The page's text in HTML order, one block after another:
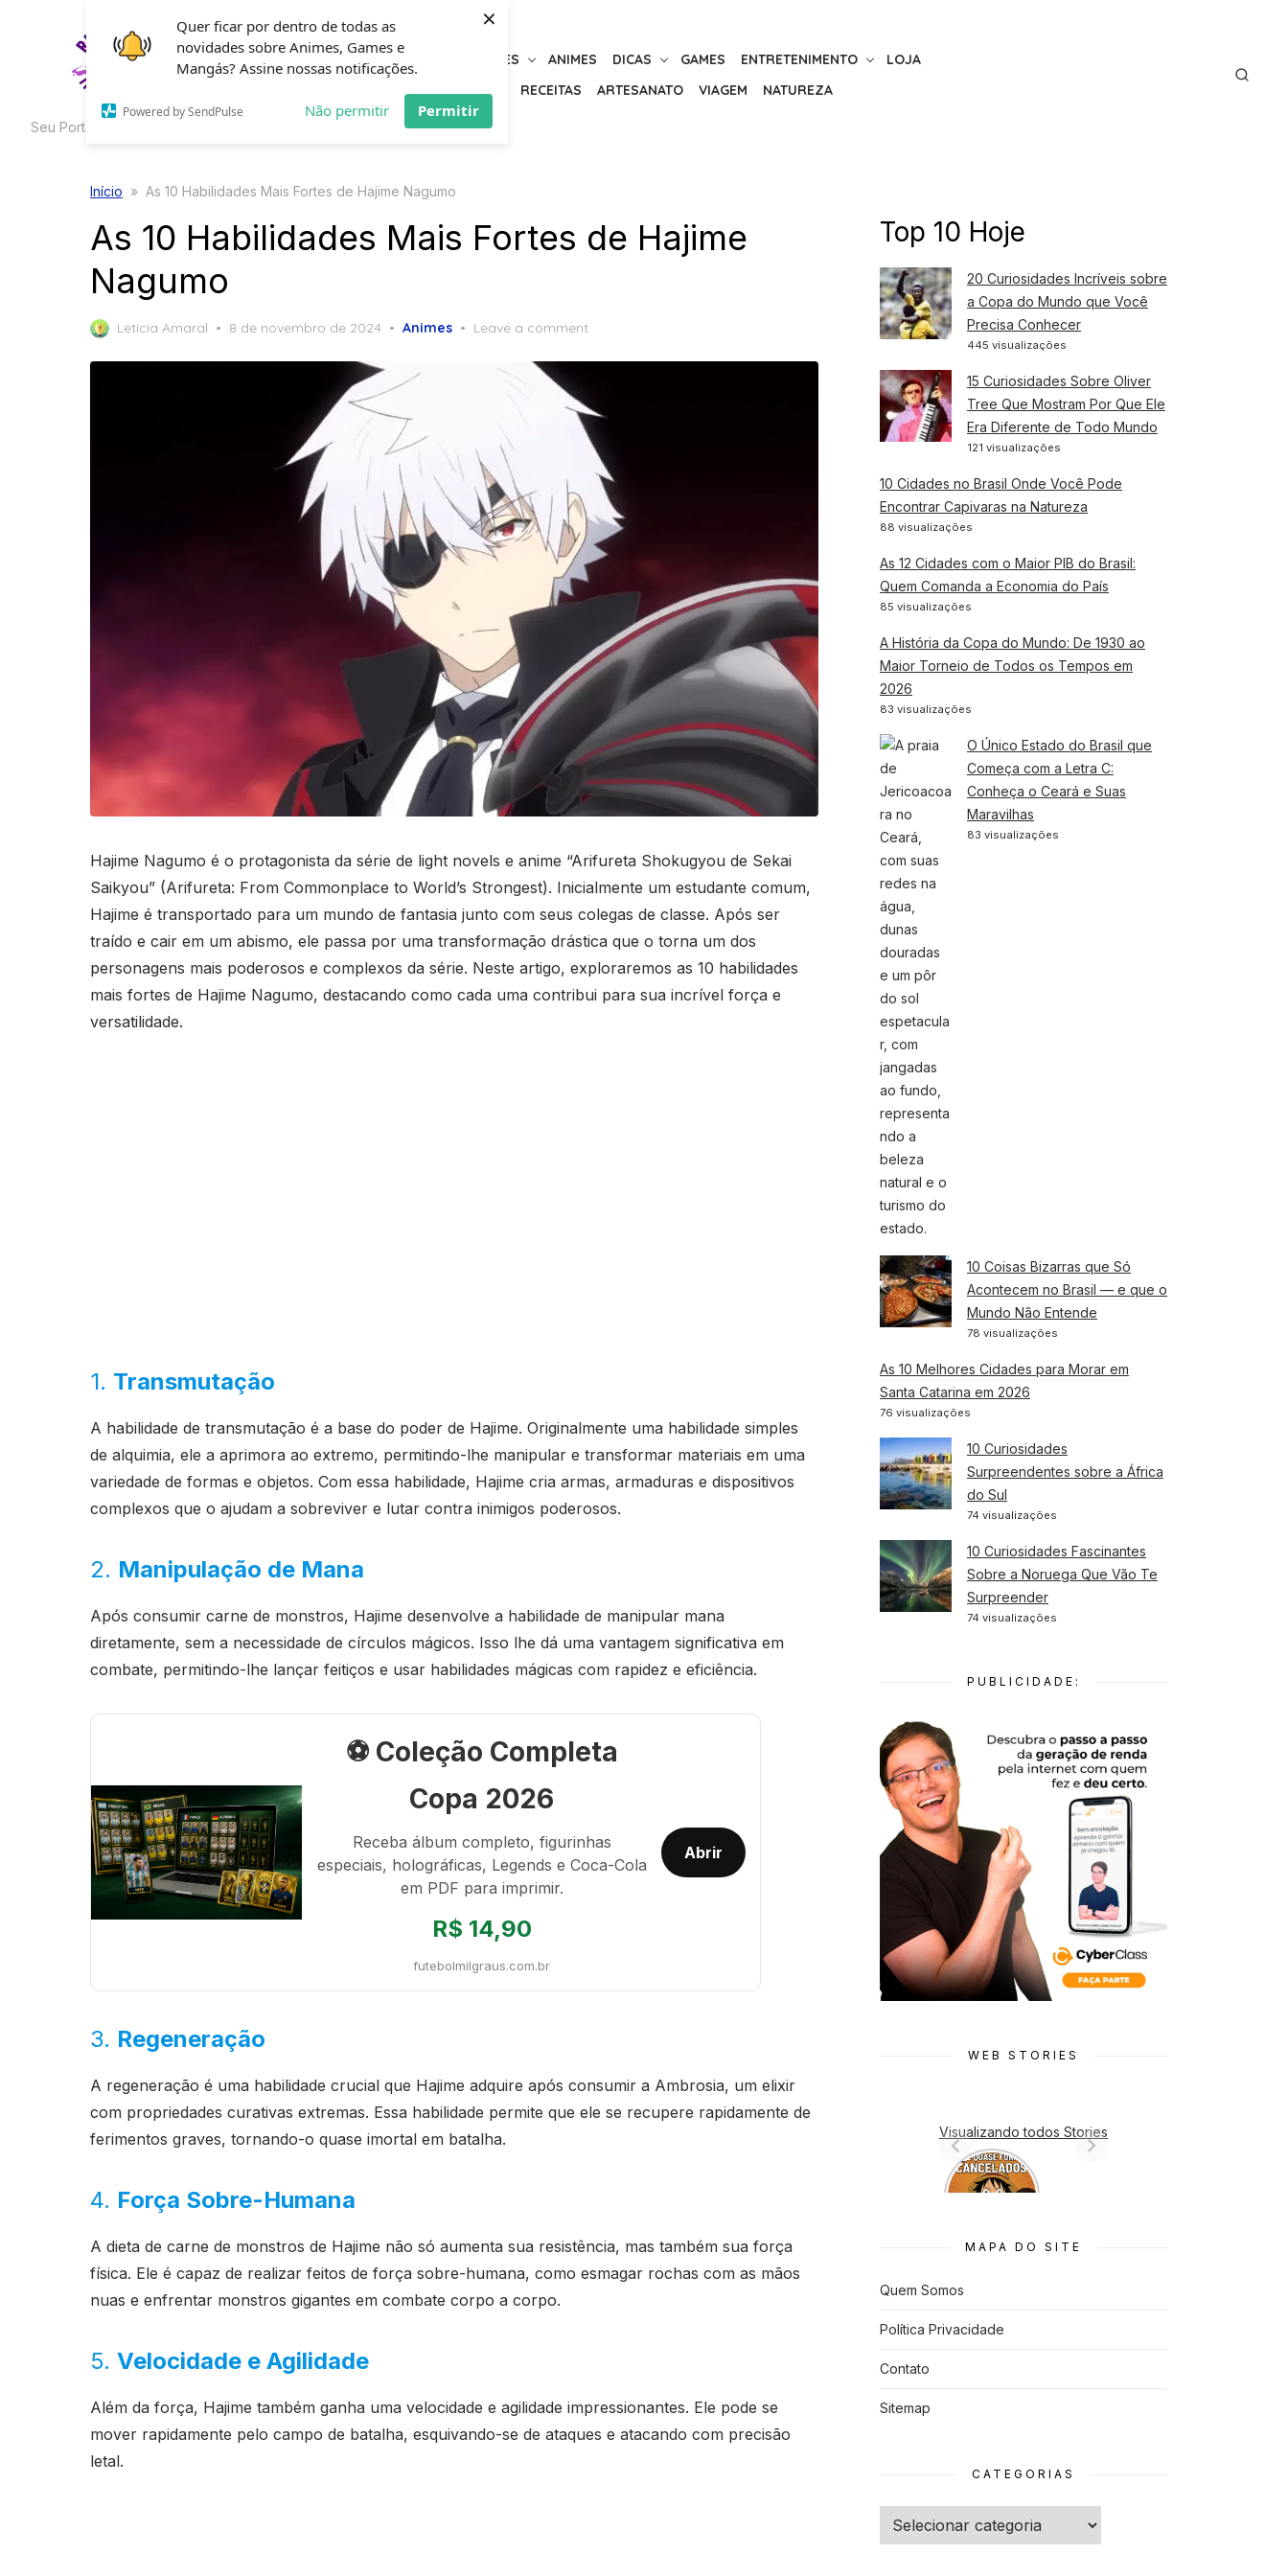
Quer ficar por dentro de todas as
novidades sobre Animes, Games e
Mangás? Assine nossas notificações.
Powered by SendPulse Não permitir Permitir
×
Seu Portal de Curiosidades
HOME CURIOSIDADES ANIMES DICAS GAMES ENTRETENIMENTO
LOJA
BELEZA
RECEITAS ARTESANATO VIAGEM NATUREZA
Início » As 10 Habilidades Mais Fortes de Hajime Nagumo
As 10 Habilidades Mais Fortes de Hajime
Nagumo
Leticia Amaral
Posted
8 de novembro de 2024 Animes Leave a comment
Hajime Nagumo é o protagonista da série de light novels e anime “Arifureta Shokugyou de Sekai
Saikyou” (Arifureta: From Commonplace to World’s Strongest). Inicialmente um estudante comum,
Hajime é transportado para um mundo de fantasia junto com seus colegas de classe. Após ser
traído e cair em um abismo, ele passa por uma transformação drástica que o torna um dos
personagens mais poderosos e complexos da série. Neste artigo, exploraremos as 10 habilidades
mais fortes de Hajime Nagumo, destacando como cada uma contribui para sua incrível força e
versatilidade.
1. Transmutação
A habilidade de transmutação é a base do poder de Hajime. Originalmente uma habilidade simples
de alquimia, ele a aprimora ao extremo, permitindo-lhe manipular e transformar materiais em uma
variedade de formas e objetos. Com essa habilidade, Hajime cria armas, armaduras e dispositivos
complexos que o ajudam a sobreviver e lutar contra inimigos poderosos.
2. Manipulação de Mana
Após consumir carne de monstros, Hajime desenvolve a habilidade de manipular mana
diretamente, sem a necessidade de círculos mágicos. Isso lhe dá uma vantagem significativa em
combate, permitindo-lhe lançar feitiços e usar habilidades mágicas com rapidez e eficiência.
⚽ Coleção Completa
Copa 2026
Receba álbum completo, figurinhas
especiais, holográficas, Legends e Coca-Cola
em PDF para imprimir.
R$ 14,90
futebolmilgraus.com.br
Abrir
3. Regeneração
A regeneração é uma habilidade crucial que Hajime adquire após consumir a Ambrosia, um elixir
com propriedades curativas extremas. Essa habilidade permite que ele se recupere rapidamente de
ferimentos graves, tornando-o quase imortal em batalha.
4. Força Sobre-Humana
A dieta de carne de monstros de Hajime não só aumenta sua resistência, mas também sua força
física. Ele é capaz de realizar feitos de força sobre-humana, como esmagar rochas com as mãos
nuas e enfrentar monstros gigantes em combate corpo a corpo.
5. Velocidade e Agilidade
Além da força, Hajime também ganha uma velocidade e agilidade impressionantes. Ele pode se
mover rapidamente pelo campo de batalha, esquivando-se de ataques e atacando com precisão
letal.
Top 10 Hoje
20 Curiosidades Incríveis sobre
a Copa do Mundo que Você
Precisa Conhecer
445 visualizações
15 Curiosidades Sobre Oliver
Tree Que Mostram Por Que Ele
Era Diferente de Todo Mundo
121 visualizações
10 Cidades no Brasil Onde Você Pode
Encontrar Capivaras na Natureza
88 visualizações
As 12 Cidades com o Maior PIB do Brasil:
Quem Comanda a Economia do País
85 visualizações
A História da Copa do Mundo: De 1930 ao
Maior Torneio de Todos os Tempos em
2026
83 visualizações
O Único Estado do Brasil que
Começa com a Letra C:
Conheça o Ceará e Suas
Maravilhas
83 visualizações
10 Coisas Bizarras que Só
Acontecem no Brasil — e que o
Mundo Não Entende
78 visualizações
As 10 Melhores Cidades para Morar em
Santa Catarina em 2026
76 visualizações
10 Curiosidades
Surpreendentes sobre a África
do Sul
74 visualizações
10 Curiosidades Fascinantes
Sobre a Noruega Que Vão Te
Surpreender
74 visualizações
PUBLICIDADE:
WEB STORIES
Visualizando todos Stories
7 Animes
que quase
MAPA DO SITE
Quem Somos
Política Privacidade
Contato
Sitemap
CATEGORIAS
Categorias